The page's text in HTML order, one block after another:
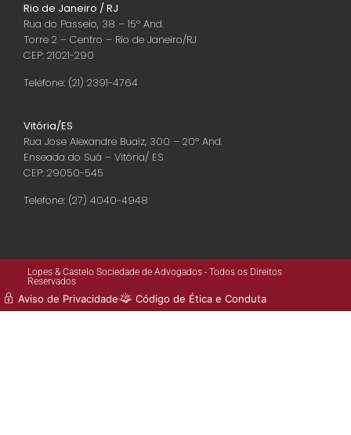
Rio de Janeiro / RJ
Rua do Passeio, 38 – 15º And.
Torre 2 – Centro – Rio de Janeiro/RJ
CEP: 21021-290
Telefone: (21) 2391-4764
Vitória/ES
Rua Jose Alexandre Buaiz, 300 – 20º And.
Enseada do Suá – Vitória/ ES
CEP: 29050-545
Telefone: (27) 4040-4948
Lopes & Castelo Sociedade de Advogados - Todos os Direitos
Reservados
Aviso de Privacidade Código de Ética e Conduta